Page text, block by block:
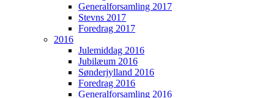
Generalforsamling 2017
Stevns 2017
Foredrag 2017
2016
Julemiddag 2016
Jubilæum 2016
Sønderjylland 2016
Foredrag 2016
Generalforsamling 2016